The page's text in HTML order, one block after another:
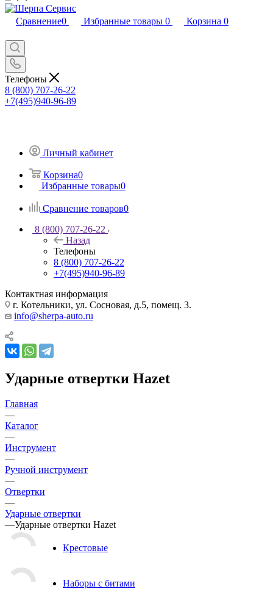
Сравнение0 Избранные товары 0 Корзина 0
Телефоны
8 (800) 707-26-22
+7(495)940-96-89
Личный кабинет
Корзина0
Избранные товары0
Сравнение товаров0
8 (800) 707-26-22
Назад
Телефоны
8 (800) 707-26-22
+7(495)940-96-89
Контактная информация
г. Котельники, ул. Сосновая, д.5, помещ. 3.
info@sherpa-auto.ru
Ударные отвертки Hazet
Главная
—
Каталог
—
Инструмент
—
Ручной инструмент
—
Отвертки
—
Ударные отвертки
—Ударные отвертки Hazet
Крестовые
Наборы с битами